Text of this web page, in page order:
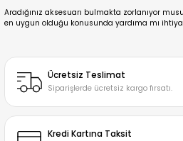
Aradığınız aksesuarı bulmakta zorlanıyor
en uygun olduğu konusunda yardıma mı
Ücretsiz Teslimat
Siparişlerde ücretsiz kargo fırsatı.
Kredi Kartına Taksit